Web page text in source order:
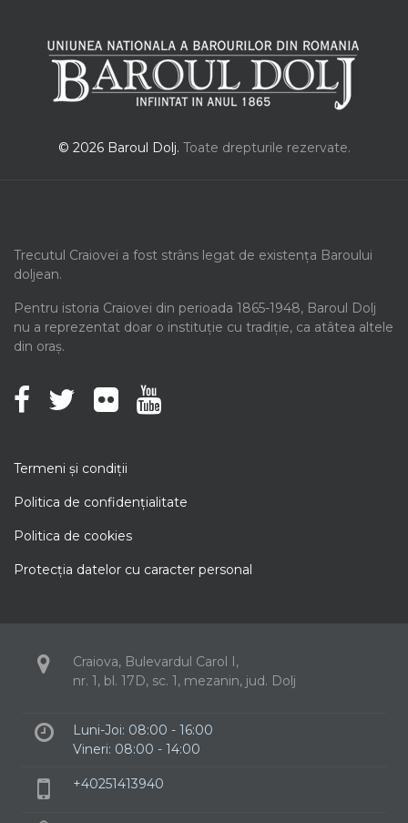
© 2026 Baroul Dolj. Toate drepturile rezervate.
Trecutul Craiovei a fost strâns legat de existența Baroului
doljean.
Pentru istoria Craiovei din perioada 1865-1948, Baroul Dolj
nu a reprezentat doar o instituție cu tradiție, ca atâtea altele
din oraș.
Termeni şi condiţii
Politica de confidenţialitate
Politica de cookies
Protecţia datelor cu caracter personal
Craiova, Bulevardul Carol I,
nr. 1, bl. 17D, sc. 1, mezanin, jud. Dolj
Luni-Joi: 08:00 - 16:00
Vineri: 08:00 - 14:00
+40251413940